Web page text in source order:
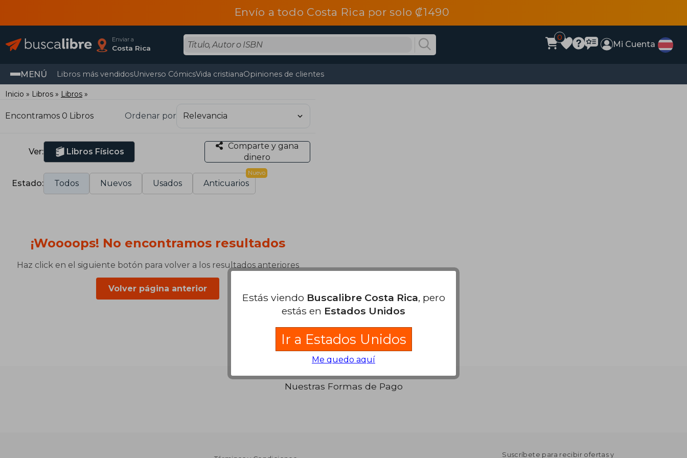
Envío a todo Costa Rica por solo ₡1490
Enviar a
Costa Rica
0
Mi Cuenta
MENÚ Libros más vendidosUniverso CómicsVida cristianaOpiniones de clientes
Inicio Libros Libros
Encontramos 0 Libros Ordenar por
Ver: Libros Físicos
Comparte y gana
dinero
Estado: Todos Nuevos Usados Anticuarios
Nuevo
¡Woooops! No encontramos resultados
Haz click en el siguiente botón para volver a los resultados anteriores
Volver página anterior
Nuestras Formas de Pago
Suscríbete para recibir ofertas y
Estás viendo Buscalibre Costa Rica, pero
estás en Estados Unidos
Ir a Estados Unidos
Me quedo aquí